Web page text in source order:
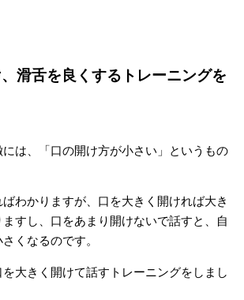
滑舌を良くするトレーニングを
は、「口の開け方が小さい」というもの
わかりますが、口を大きく開ければ大き
すし、口をあまり開けないで話すと、自
くなるのです。
大きく開けて話すトレーニングをしまし